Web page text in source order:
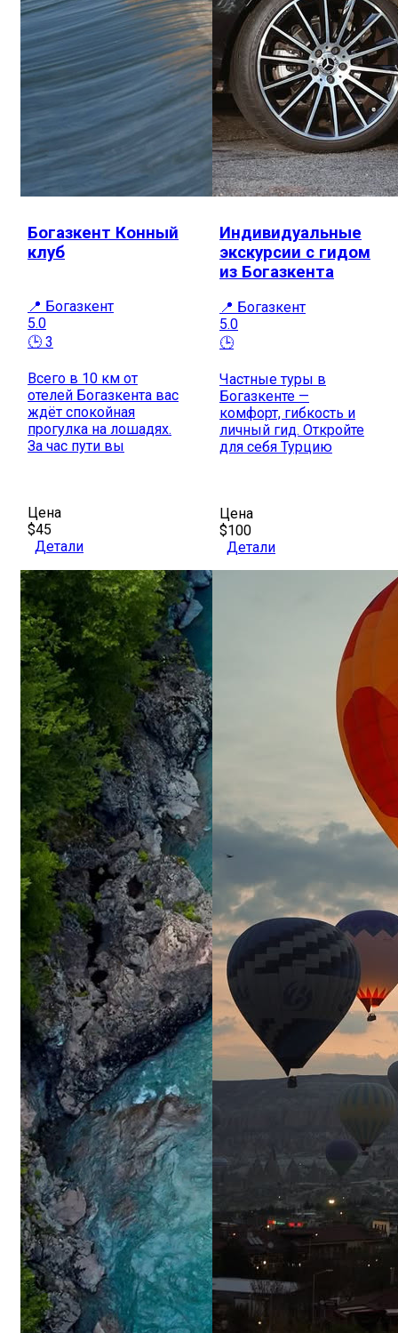
Богазкент Конный
клуб
📍 Богазкент
5.0
🕒 3
Всего в 10 км от
отелей Богазкента вас
ждёт спокойная
прогулка на лошадях.
За час пути вы
Цена
$45
Детали
Индивидуальные
экскурсии с гидом
из Богазкента
📍 Богазкент
5.0
🕒
Частные туры в
Богазкенте —
комфорт, гибкость и
личный гид. Откройте
для себя Турцию
Цена
$100
Детали